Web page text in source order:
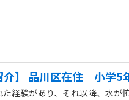
介】 品川区在住｜小学
経験があり、それ以降、水が